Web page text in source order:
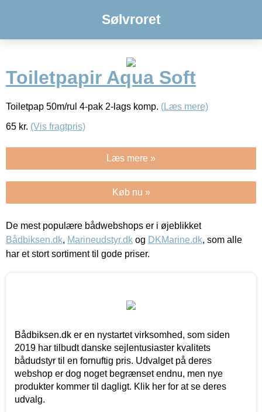
Sølvroret
Toiletpapir Aqua Soft
Toiletpap 50m/rul 4-pak 2-lags komp. (Læs mere)
65 kr. (Vis fragtpris)
Læs mere »
Køb nu »
De mest populære bådwebshops er i øjeblikket
Bådbiksen.dk, Marineudstyr.dk og DKMarine.dk, som alle
har et stort sortiment til gode priser.
Bådbiksen.dk er en nystartet virksomhed, som siden
2019 har tilbudt danske sejlentusiaster kvalitets
bådudstyr til en fornuftig pris. Udvalget på deres
webshop er dog noget begrænset endnu, men nye
produkter kommer til dagligt. Klik her for at se deres
udvalg.